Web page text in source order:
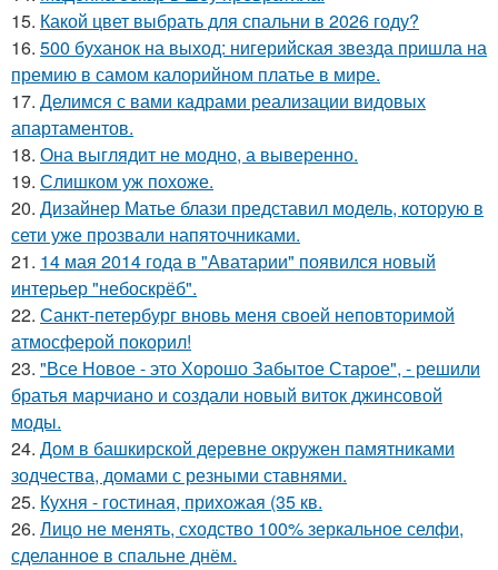
15. Какой цвет выбрать для спальни в 2026 году?
16. 500 буханок на выход: нигерийская звезда пришла на
премию в самом калорийном платье в мире.
17. Делимся с вами кадрами реализации видовых
апартаментов.
18. Она выглядит не модно, а выверенно.
19. Слишком уж похоже.
20. Дизайнер Матье блази представил модель, которую в
сети уже прозвали напяточниками.
21. 14 мая 2014 года в "Аватарии" появился новый
интерьер "небоскрёб".
22. Санкт-петербург вновь меня своей неповторимой
атмосферой покорил!
23. "Все Новое - это Хорошо Забытое Старое", - решили
братья марчиано и создали новый виток джинсовой
моды.
24. Дом в башкирской деревне окружен памятниками
зодчества, домами с резными ставнями.
25. Кухня - гостиная, прихожая (35 кв.
26. Лицо не менять, сходство 100% зеркальное селфи,
сделанное в спальне днём.